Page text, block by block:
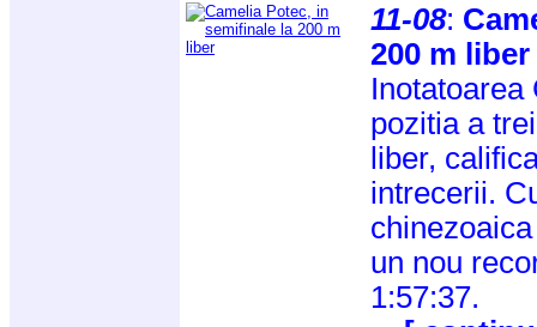
11-08:
200 m liber
Inotatoarea
pozitia a
liber,
intrecerii.
un nou
1:57:37.